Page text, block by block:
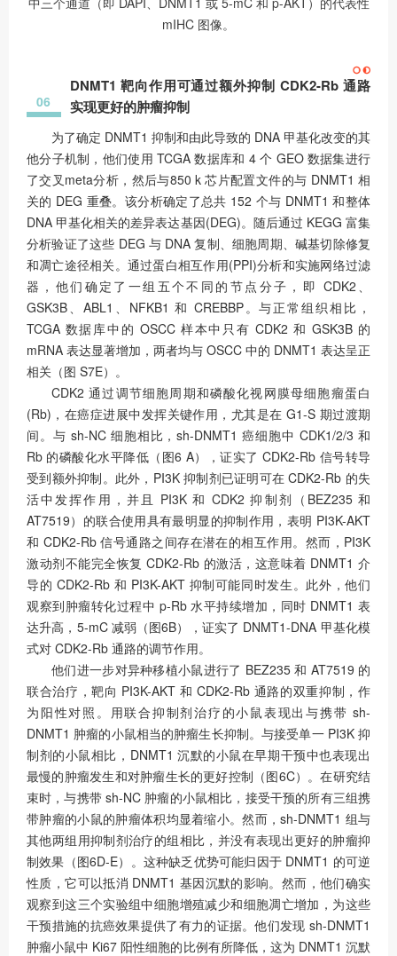
mIHC 图像。
06
DNMT1 靶向作用可通过额外抑制 CDK2-Rb 通路
实现更好的肿瘤抑制
为了确定 DNMT1 抑制和由此导致的 DNA 甲基化改变的其
他分子机制，他们使用 TCGA 数据库和 4 个 GEO 数据集进行
了交叉meta分析，然后与850 k 芯片配置文件的与 DNMT1 相
关的 DEG 重叠。该分析确定了总共 152 个与 DNMT1 和整体
DNA 甲基化相关的差异表达基因(DEG)。随后通过 KEGG 富集
分析验证了这些 DEG 与 DNA 复制、细胞周期、碱基切除修复
和凋亡途径相关。通过蛋白相互作用(PPI)分析和实施网络过滤
器，他们确定了一组五个不同的节点分子，即 CDK2、
GSK3B、ABL1、NFKB1 和 CREBBP。与正常组织相比，
TCGA 数据库中的 OSCC 样本中只有 CDK2 和 GSK3B 的
mRNA 表达显著增加，两者均与 OSCC 中的 DNMT1 表达呈正
相关（图 S7E）。
CDK2 通过调节细胞周期和磷酸化视网膜母细胞瘤蛋白
(Rb)，在癌症进展中发挥关键作用，尤其是在 G1-S 期过渡期
间。与 sh-NC 细胞相比，sh-DNMT1 癌细胞中 CDK1/2/3 和
Rb 的磷酸化水平降低（图6 A），证实了 CDK2-Rb 信号转导
受到额外抑制。此外，PI3K 抑制剂已证明可在 CDK2-Rb 的失
活中发挥作用，并且 PI3K 和 CDK2 抑制剂（BEZ235 和
AT7519）的联合使用具有最明显的抑制作用，表明 PI3K-AKT
和 CDK2-Rb 信号通路之间存在潜在的相互作用。然而，PI3K
激动剂不能完全恢复 CDK2-Rb 的激活，这意味着 DNMT1 介
导的 CDK2-Rb 和 PI3K-AKT 抑制可能同时发生。此外，他们
观察到肿瘤转化过程中 p-Rb 水平持续增加，同时 DNMT1 表
达升高，5-mC 减弱（图6B），证实了 DNMT1-DNA 甲基化模
式对 CDK2-Rb 通路的调节作用。
他们进一步对异种移植小鼠进行了 BEZ235 和 AT7519 的
联合治疗，靶向 PI3K-AKT 和 CDK2-Rb 通路的双重抑制，作
为阳性对照。用联合抑制剂治疗的小鼠表现出与携带 sh-
DNMT1 肿瘤的小鼠相当的肿瘤生长抑制。与接受单一 PI3K 抑
制剂的小鼠相比，DNMT1 沉默的小鼠在早期干预中也表现出
最慢的肿瘤发生和对肿瘤生长的更好控制（图6C）。在研究结
束时，与携带 sh-NC 肿瘤的小鼠相比，接受干预的所有三组携
带肿瘤的小鼠的肿瘤体积均显着缩小。然而，sh-DNMT1 组与
其他两组用抑制剂治疗的组相比，并没有表现出更好的肿瘤抑
制效果（图6D-E）。这种缺乏优势可能归因于 DNMT1 的可逆
性质，它可以抵消 DNMT1 基因沉默的影响。然而，他们确实
观察到这三个实验组中细胞增殖减少和细胞凋亡增加，为这些
干预措施的抗癌效果提供了有力的证据。他们发现 sh-DNMT1
肿瘤小鼠中 Ki67 阳性细胞的比例有所降低，这为 DNMT1 沉默